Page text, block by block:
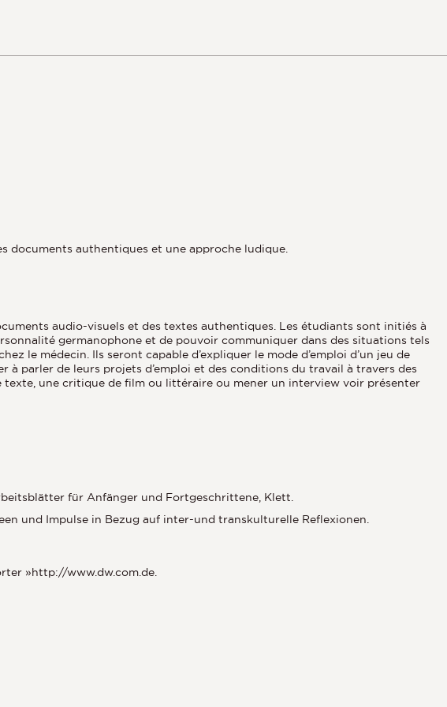
documents authentiques et une approche ludique.
audio-visuels et des textes authentiques. Les étudiants sont initiés à
germanophone et de pouvoir communiquer dans des situations tels
le médecin. Ils seront capable d’expliquer le mode d’emploi d’un jeu de
parler de leurs projets d’emploi et des conditions du travail à travers des
texte, une critique de film ou littéraire ou mener un interview voir présenter
für Anfänger und Fortgeschrittene, Klett.
und Impulse in Bezug auf inter-und transkulturelle Reflexionen.
»http://www.dw.com.de.